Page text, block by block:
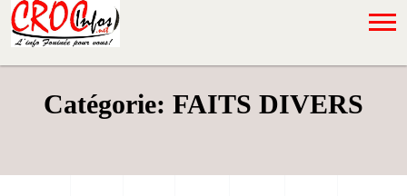
Catégorie: FAITS DIVERS